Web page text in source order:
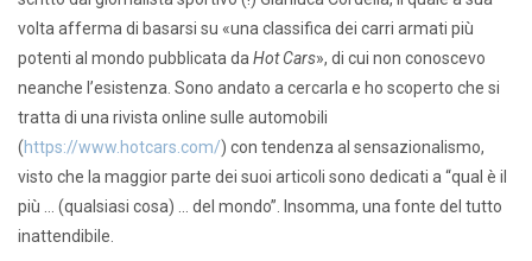
volta afferma di basarsi su «una classifica dei carri armati più
potenti al mondo pubblicata daHot Cars», di cui non conoscevo
neanche l’esistenza. Sono andato a cercarla e ho scoperto che si
tratta di una rivista online sulle automobili
(https://www.hotcars.com/) con tendenza al sensazionalismo,
visto che la maggior parte dei suoi articoli sono dedicati a “qual è il
più … (qualsiasi cosa) … del mondo”. Insomma, una fonte del tutto
inattendibile.